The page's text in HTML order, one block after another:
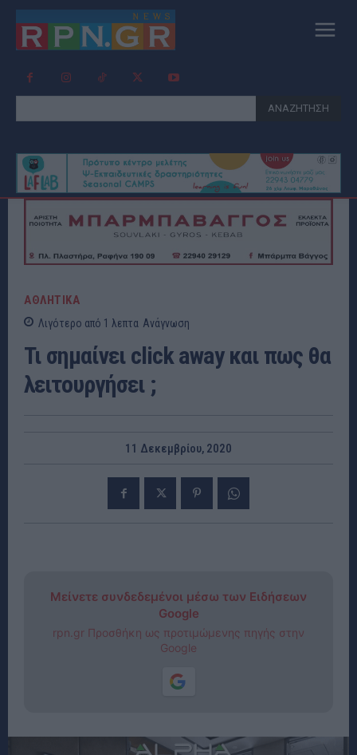
ΑΝΑΖΗΤΗΣΗ
ΑΘΛΗΤΙΚΑ
Λιγότερο από 1 λεπτα Ανάγνωση
Τι σημαίνει click away και πως θα
λειτουργήσει ;
11 Δεκεμβρίου, 2020
Μείνετε συνδεδεμένοι μέσω των Ειδήσεων
Google
rpn.gr Προσθήκη ως προτιμώμενης πηγής στην
Google